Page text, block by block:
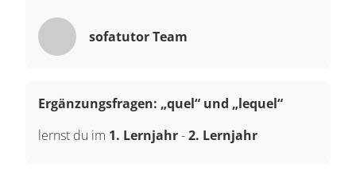
sofatutor Team
Ergänzungsfragen: „quel“ und „lequel“
lernst du im 1. Lernjahr-2. Lernjahr